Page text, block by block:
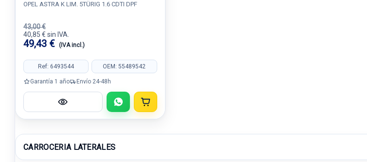
OPEL ASTRA K LIM. 5TÜRIG 1.6 CDTI DPF
43,00 €
40,85 € sin IVA.
49,43 € (IVA incl.)
Ref: 6493544 OEM: 55489542
Garantía 1 año Envío 24-48h
CARROCERIA LATERALES